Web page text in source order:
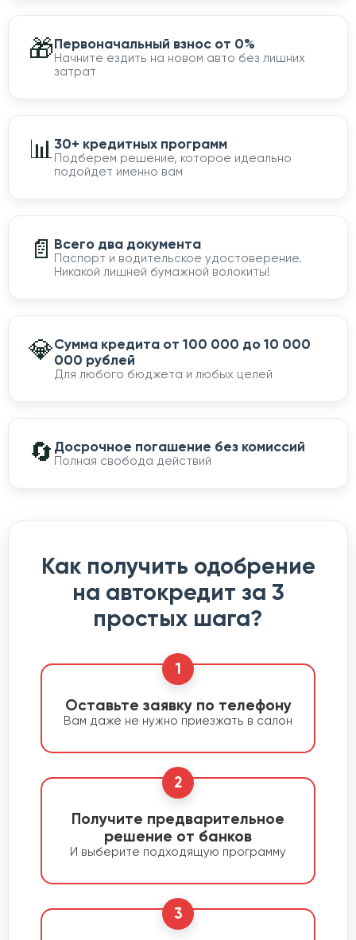
🎁Первоначальный взнос от 0%
Начните ездить на новом авто без лишних
затрат
📊30+ кредитных программ
Подберем решение, которое идеально
подойдет именно вам
📄 Всего два документа
Паспорт и водительское удостоверение.
Никакой лишней бумажной волокиты!
💎Сумма кредита от 100 000 до 10 000
000 рублей
Для любого бюджета и любых целей
🔄 Досрочное погашение без комиссий
Полная свобода действий
Как получить одобрение
на автокредит за 3
простых шага?
1
Оставьте заявку по телефону
Вам даже не нужно приезжать в салон
2
Получите предварительное
решение от банков
И выберите подходящую программу
3